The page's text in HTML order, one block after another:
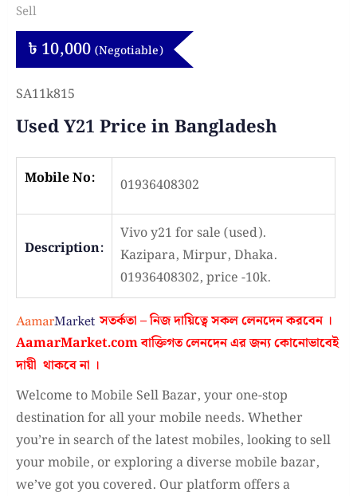
Sell
৳ 10,000 (Negotiable)
SA11k815
Used Y21 Price in Bangladesh
Mobile No: 01936408302
Description:
Vivo y21 for sale (used).
Kazipara, Mirpur, Dhaka.
01936408302, price -10k.
সতর্কতা – নিজ দায়িত্বে সকল লেনদেন করবেন ।
AamarMarket.comবাক্তিগত লেনদেন এর জন্য কোনোভাবেই
দায়ী থাকবে না ।
Welcome to Mobile Sell Bazar, your one-stop
destination for all your mobile needs. Whether
you’re in search of the latest mobiles, looking to sell
your mobile, or exploring a diverse mobile bazar,
we’ve got you covered. Our platform offers a